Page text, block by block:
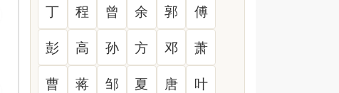
丁
程 曾 余 郭
傅
彭
高 孙 方 邓
萧
曹
蒋 邹 夏 唐
叶